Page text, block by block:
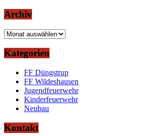
Archiv
Archiv
Kategorien
FF Düngstrup
FF Wildeshausen
Jugendfeuerwehr
Kinderfeuerwehr
Neubau
Kontakt